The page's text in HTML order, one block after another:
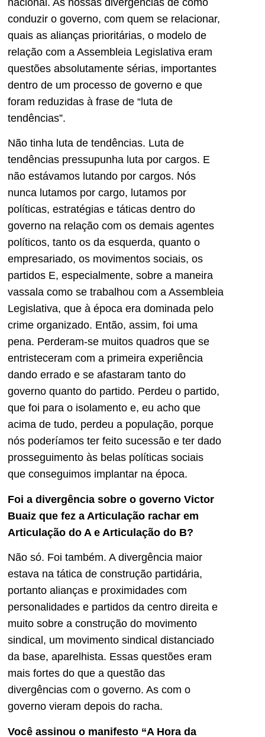
nacional. As nossas divergências de como
conduzir o governo, com quem se relacionar,
quais as alianças prioritárias, o modelo de
relação com a Assembleia Legislativa eram
questões absolutamente sérias, importantes
dentro de um processo de governo e que
foram reduzidas à frase de “luta de
tendências”.
Não tinha luta de tendências. Luta de
tendências pressupunha luta por cargos. E
não estávamos lutando por cargos. Nós
nunca lutamos por cargo, lutamos por
políticas, estratégias e táticas dentro do
governo na relação com os demais agentes
políticos, tanto os da esquerda, quanto o
empresariado, os movimentos sociais, os
partidos E, especialmente, sobre a maneira
vassala como se trabalhou com a Assembleia
Legislativa, que à época era dominada pelo
crime organizado. Então, assim, foi uma
pena. Perderam-se muitos quadros que se
entristeceram com a primeira experiência
dando errado e se afastaram tanto do
governo quanto do partido. Perdeu o partido,
que foi para o isolamento e, eu acho que
acima de tudo, perdeu a população, porque
nós poderíamos ter feito sucessão e ter dado
prosseguimento às belas políticas sociais
que conseguimos implantar na época.
Foi a divergência sobre o governo Victor
Buaiz que fez a Articulação rachar em
Articulação do A e Articulação do B?
Não só. Foi também. A divergência maior
estava na tática de construção partidária,
portanto alianças e proximidades com
personalidades e partidos da centro direita e
muito sobre a construção do movimento
sindical, um movimento sindical distanciado
da base, aparelhista. Essas questões eram
mais fortes do que a questão das
divergências com o governo. As com o
governo vieram depois do racha.
Você assinou o manifesto “A Hora da